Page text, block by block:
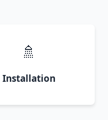
🚿
Installation